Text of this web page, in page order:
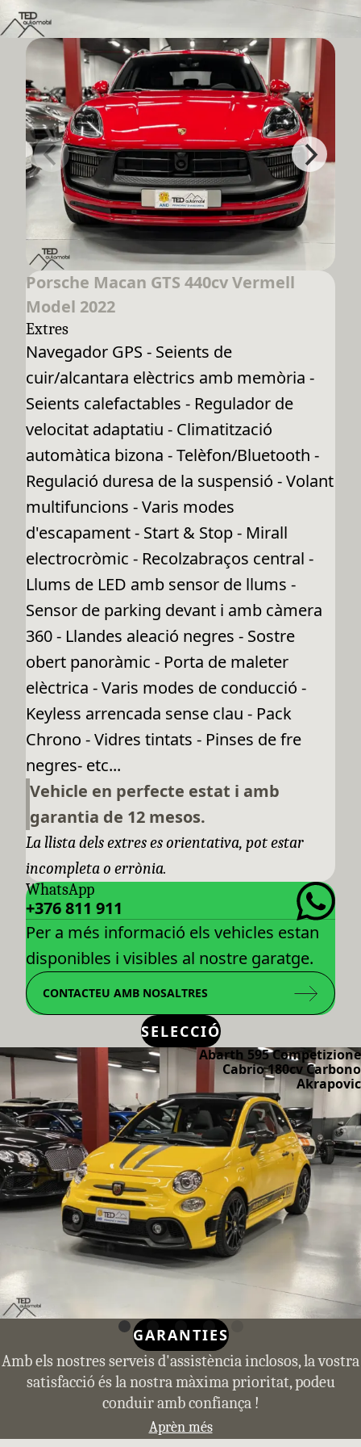
Porsche Macan GTS 440cv Vermell
Model 2022
Extres
Navegador GPS - Seients de
cuir/alcantara elèctrics amb memòria -
Seients calefactables - Regulador de
velocitat adaptatiu - Climatització
automàtica bizona - Telèfon/Bluetooth -
Regulació duresa de la suspensió - Volant
multifuncions - Varis modes
d'escapament - Start & Stop - Mirall
electrocròmic - Recolzabraços central -
Llums de LED amb sensor de llums -
Sensor de parking devant i amb càmera
360 - Llandes aleació negres - Sostre
obert panoràmic - Porta de maleter
elèctrica - Varis modes de conducció -
Keyless arrencada sense clau - Pack
Chrono - Vidres tintats - Pinses de fre
negres- etc...
Vehicle en perfecte estat i amb
garantia de 12 mesos.
La llista dels extres es orientativa, pot estar
incompleta o errònia.
WhatsApp
+376 811 911
Per a més informació els vehicles estan
disponibles i visibles al nostre garatge.
CONTACTEU AMB NOSALTRES
SELECCIÓ
Abarth 595 Competizione
Cabrio 180cv Carbono
Akrapovic
GARANTIES
Amb els nostres serveis d'assistència inclosos, la vostra
satisfacció és la nostra màxima prioritat, podeu
conduir amb confiança !
Aprèn més